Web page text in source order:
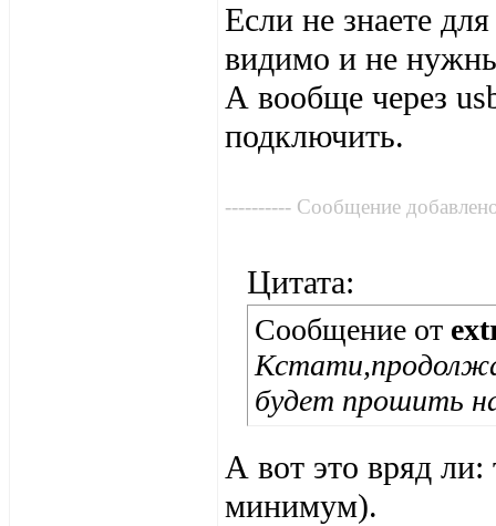
Если не знаете
видимо и не
А вообще через
подключить.
---------- Сообщение
Цитата:
Сообщение от
будет прошить
А вот это вряд ли:
минимум).